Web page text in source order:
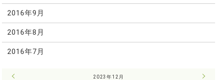
2016年9月
2016年8月
2016年7月
2023年12月 1月